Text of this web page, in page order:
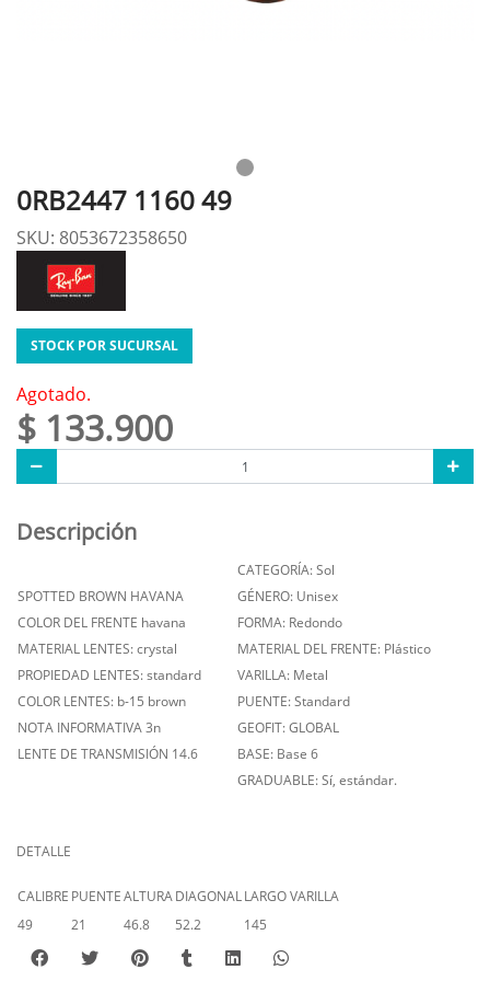
0RB2447 1160 49
SKU: 8053672358650
STOCK POR SUCURSAL
Agotado.
$ 133.900
Descripción
SPOTTED BROWN HAVANA
COLOR DEL FRENTE havana
MATERIAL LENTES: crystal
PROPIEDAD LENTES: standard
COLOR LENTES: b-15 brown
NOTA INFORMATIVA 3n
LENTE DE TRANSMISIÓN 14.6
CATEGORÍA: Sol
GÉNERO: Unisex
FORMA: Redondo
MATERIAL DEL FRENTE: Plástico
VARILLA: Metal
PUENTE: Standard
GEOFIT: GLOBAL
BASE: Base 6
GRADUABLE: Sí, estándar.
DETALLE
CALIBRE PUENTEALTURADIAGONALLARGO VARILLA
49
21 46.8 52.2 145